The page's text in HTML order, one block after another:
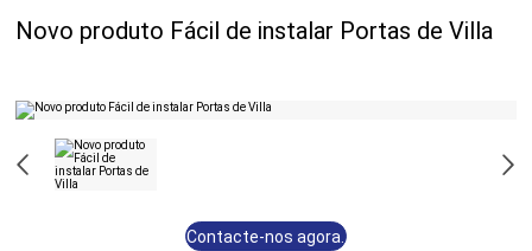
Novo produto Fácil de instalar Portas de Villa
Contacte-nos agora.